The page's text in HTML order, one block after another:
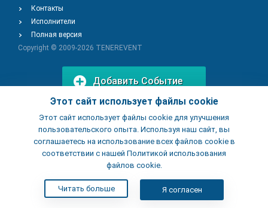
Этот сайт использует файлы cookie
Этот сайт использует файлы cookie для улучшения
пользовательского опыта. Используя наш сайт, вы
соглашаетесь на использование всех файлов cookie в
соответствии с нашей Политикой использования
файлов cookie.
Читать больше Я согласен
Контакты
Исполнители
Полная версия
Copyright © 2009-2026 TENEREVENT
Добавить Событие
Добавить Заведение